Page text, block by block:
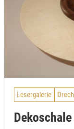
Lesergalerie